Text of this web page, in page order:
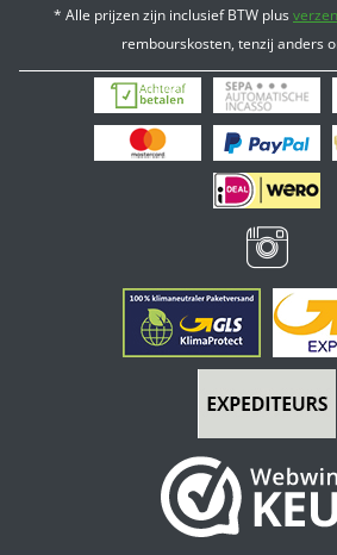
* Alle prijzen zijn inclusief BTW plus
rembourskosten, tenzij anders